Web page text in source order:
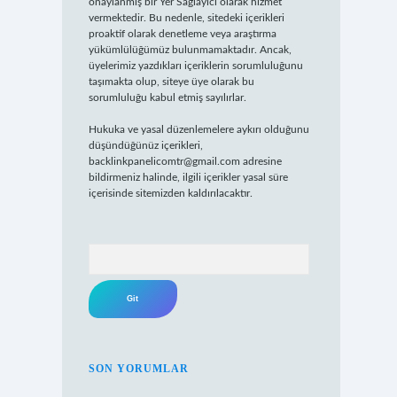
vermektedir. Bu nedenle, sitedeki içerikleri
proaktif olarak denetleme veya araştırma
yükümlülüğümüz bulunmamaktadır. Ancak,
üyelerimiz yazdıkları içeriklerin sorumluluğunu
taşımakta olup, siteye üye olarak bu
sorumluluğu kabul etmiş sayılırlar.
Hukuka ve yasal düzenlemelere aykırı olduğunu
düşündüğünüz içerikleri,
backlinkpanelicomtr@gmail.com adresine
bildirmeniz halinde, ilgili içerikler yasal süre
içerisinde sitemizden kaldırılacaktır.
SON YORUMLAR